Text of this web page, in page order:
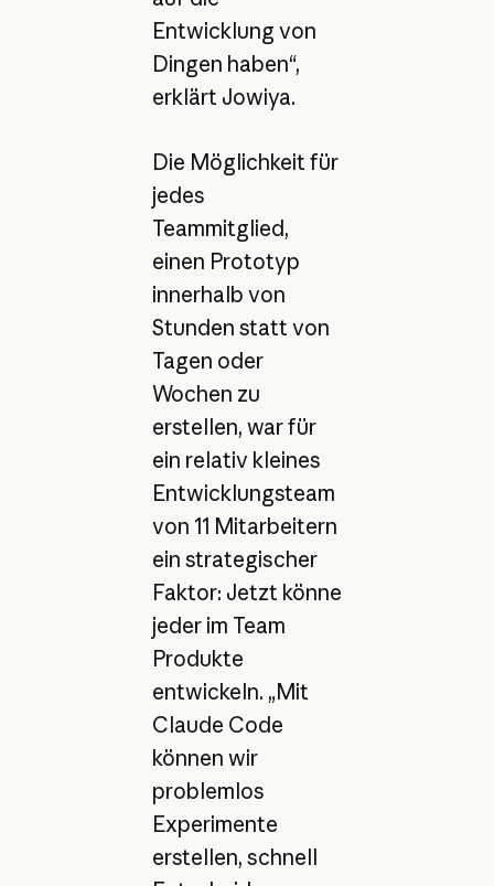
Entwicklung von
Dingen haben“,
erklärt Jowiya.
Die Möglichkeit für
jedes
Teammitglied,
einen Prototyp
innerhalb von
Stunden statt von
Tagen oder
Wochen zu
erstellen, war für
ein relativ kleines
Entwicklungsteam
von 11 Mitarbeitern
ein strategischer
Faktor: Jetzt könne
jeder im Team
Produkte
entwickeln. „Mit
Claude Code
können wir
problemlos
Experimente
erstellen, schnell